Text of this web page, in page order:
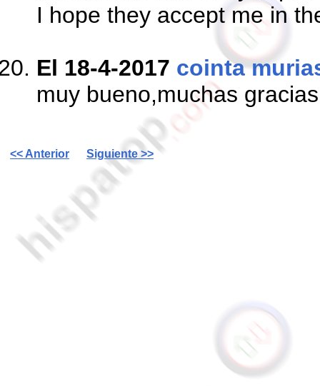
I hope they accept me in
El 18-4-2017 cointa
muy bueno,muchas gracias
<< Anterior Siguiente >>